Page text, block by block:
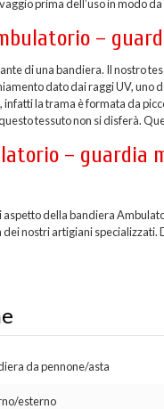
prima dell’uso in modo
–
di una bandiera. Il nostro
dato dai raggi UV,
la trama è formata da
tessuto non si disferà.
– guardia
della bandiera
nostri artigiani
da pennone/asta
esterno